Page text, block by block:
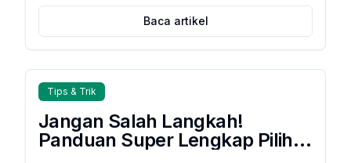
Namun, tanpa tips memilih sepatu fun run
yang tepat, kaki mudah pegal, lecet, bahkan
cedera.
Baca artikel
Tips & Trik
Jangan Salah Langkah!
Panduan Super Lengkap Pilih